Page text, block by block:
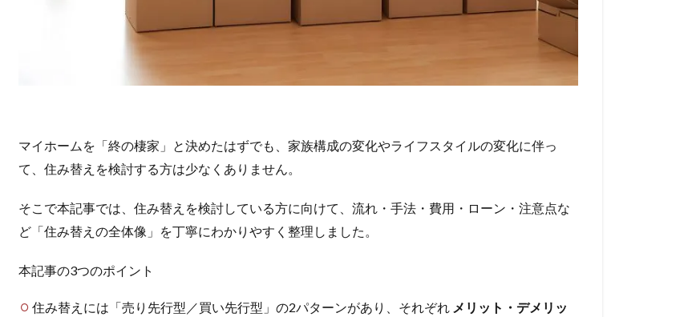
マイホームを「終の棲家」と決めたはずでも、家族構成の変化やライフスタイルの変化に伴っ
て、住み替えを検討する方は少なくありません。
そこで本記事では、住み替えを検討している方に向けて、流れ・手法・費用・ローン・注意点な
ど「住み替えの全体像」を丁寧にわかりやすく整理しました。
本記事の3つのポイント
住み替えには「売り先行型／買い先行型」の2パターンがあり、それぞれ メリット・デメリッ